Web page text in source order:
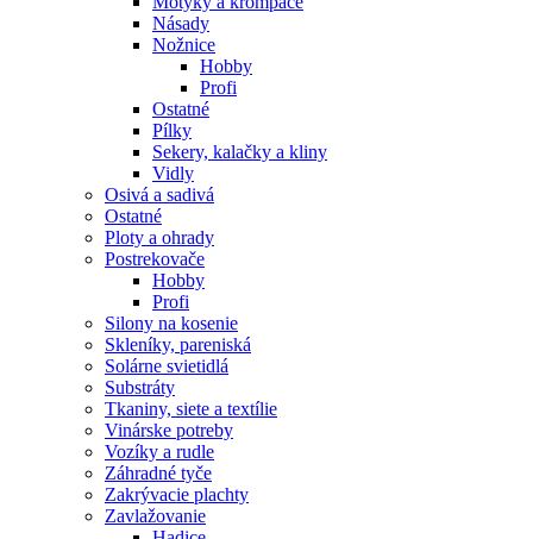
Násady
Nožnice
Hobby
Profi
Ostatné
Pílky
Sekery, kalačky a kliny
Vidly
Osivá a sadivá
Ostatné
Ploty a ohrady
Postrekovače
Hobby
Profi
Silony na kosenie
Skleníky, pareniská
Solárne svietidlá
Substráty
Tkaniny, siete a textílie
Vinárske potreby
Vozíky a rudle
Záhradné tyče
Zakrývacie plachty
Zavlažovanie